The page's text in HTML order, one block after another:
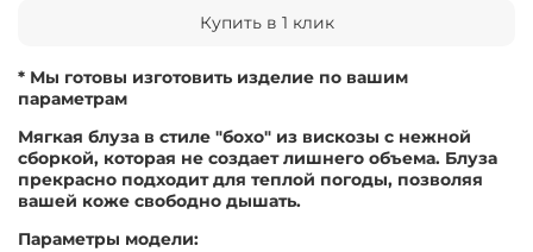
Купить в 1 клик
* Мы готовы изготовить изделие по вашим
параметрам
Мягкая блуза в стиле "бохо" из вискозы с нежной
сборкой, которая не создает лишнего объема. Блуза
прекрасно подходит для теплой погоды, позволяя
вашей коже свободно дышать.
Параметры модели: